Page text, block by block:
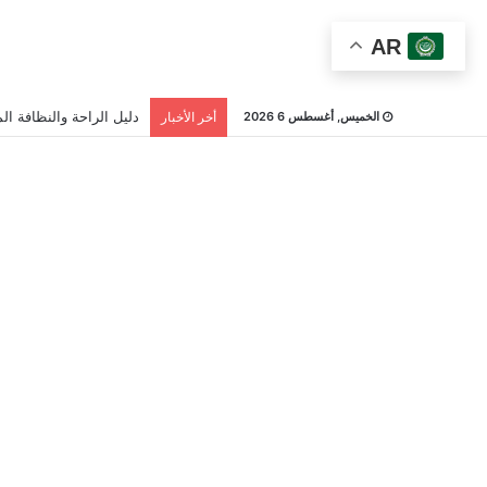
الخميس, أغسطس 6 2026 أخر الأخبار دليل الراحة والنظافة
AR